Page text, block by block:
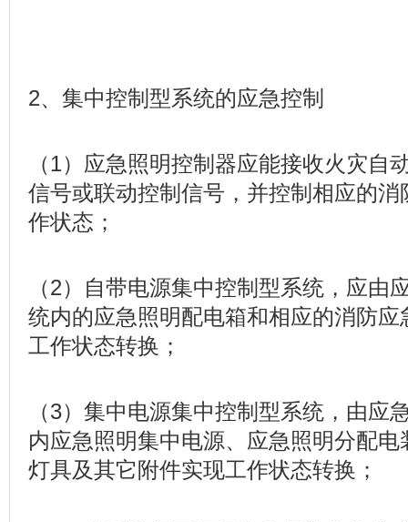
2、集中控制型系统的应急控制
（1）应急照明控制器应能接收火灾自
信号或联动控制信号，并控制相应的
作状态；
（2）自带电源集中控制型系统，应由
统内的应急照明配电箱和相应的消防
工作状态转换；
（3）集中电源集中控制型系统，由应
内应急照明集中电源、应急照明分配
灯具及其它附件实现工作状态转换；